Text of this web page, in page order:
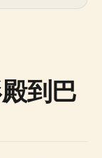
到巴